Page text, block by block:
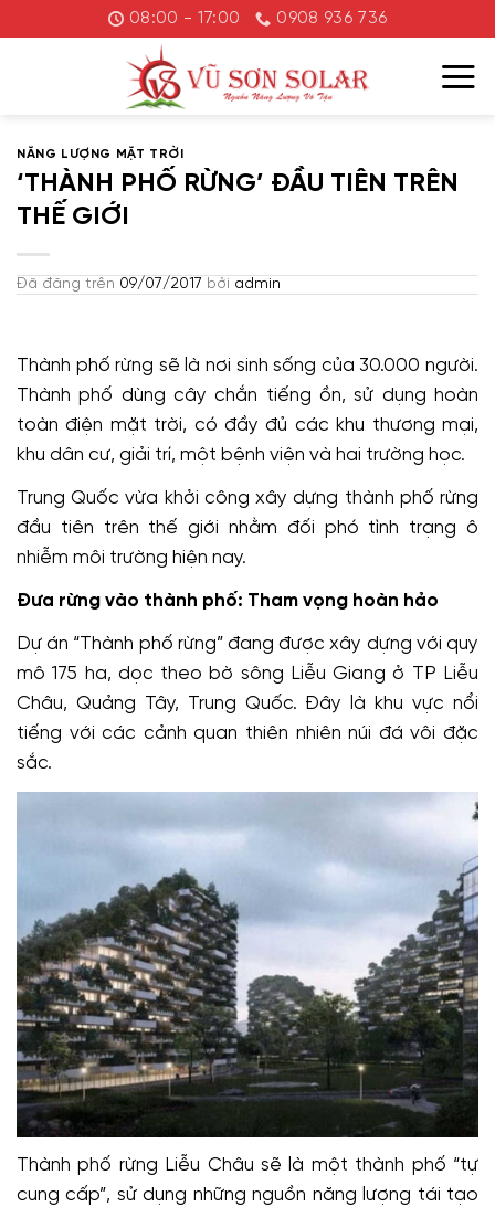
đến
08:00 - 17:00 0908 936 736
NĂNG LƯỢNG MẶT TRỜI
‘THÀNH PHỐ RỪNG’ ĐẦU TIÊN TRÊN
THẾ GIỚI
Đã đăng trên 09/07/2017 bởi admin
Thành phố rừng sẽ là nơi sinh sống của 30.000 người.
Thành phố dùng cây chắn tiếng ồn, sử dụng hoàn
toàn điện mặt trời, có đầy đủ các khu thương mại,
khu dân cư, giải trí, một bệnh viện và hai trường học.
Trung Quốc vừa khởi công xây dựng thành phố rừng
đầu tiên trên thế giới nhằm đối phó tình trạng ô
nhiễm môi trường hiện nay.
Đưa rừng vào thành phố: Tham vọng hoàn hảo
Dự án “Thành phố rừng” đang được xây dựng với quy
mô 175 ha, dọc theo bờ sông Liễu Giang ở TP Liễu
Châu, Quảng Tây, Trung Quốc. Đây là khu vực nổi
tiếng với các cảnh quan thiên nhiên núi đá vôi đặc
sắc.
Thành phố rừng Liễu Châu sẽ là một thành phố “tự
cung cấp”, sử dụng những nguồn năng lượng tái tạo